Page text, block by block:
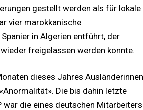
gestellt werden als für lokale
vier marokkanische
in Algerien entführt, der
freigelassen werden konnte.
dieses Jahres Ausländerinnen
Die bis dahin letzte
war die eines deutschen Mitarbeiters